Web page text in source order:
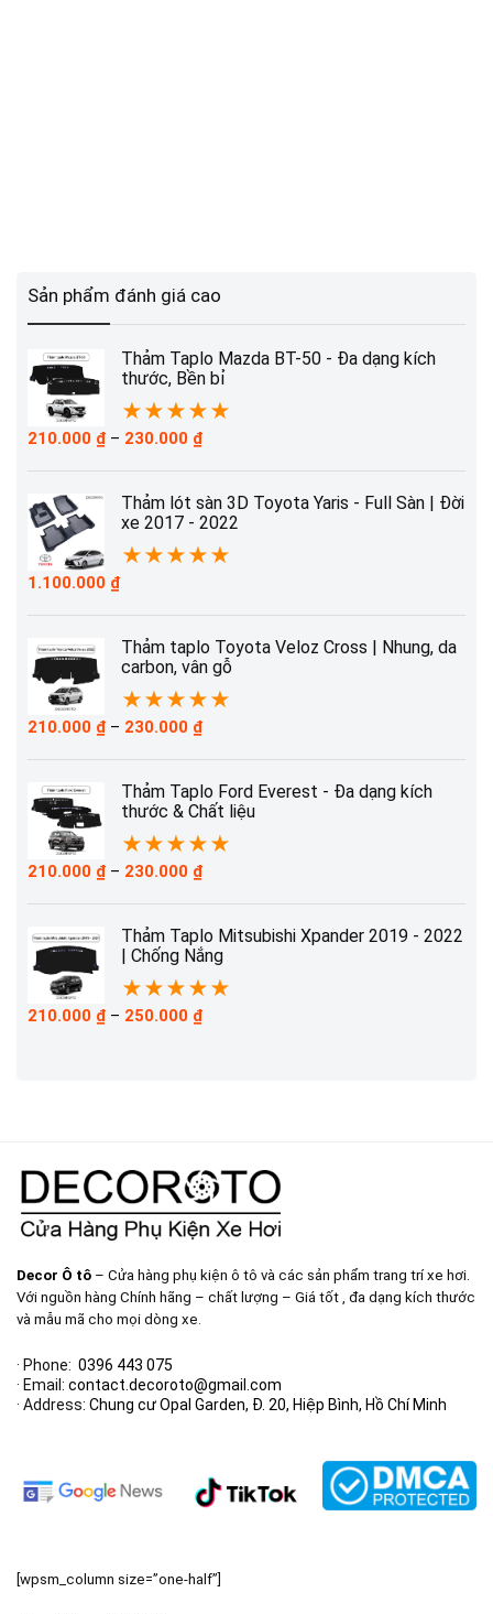
Sản phẩm đánh giá cao
Thảm Taplo Mazda BT-50 - Đa dạng kích
thước, Bền bỉ
★★★★★
210.000 ₫ – 230.000 ₫Khoảng
từ
210.000 ₫
đến
Thảm lót sàn 3D Toyota Yaris - Full Sàn | Đời
xe 2017 - 2022
★★★★★
1.100.000 ₫
Thảm taplo Toyota Veloz Cross | Nhung, da
carbon, vân gỗ
★★★★★
210.000 ₫ – 230.000 ₫Khoảng
từ
210.000 ₫
đến
230.000 ₫
Thảm Taplo Ford Everest - Đa dạng kích
thước & Chất liệu
★★★★★
210.000 ₫ – 230.000 ₫Khoảng
từ
210.000 ₫
đến
230.000 ₫
Thảm Taplo Mitsubishi Xpander 2019 - 2022
| Chống Nắng
★★★★★
210.000 ₫ – 250.000 ₫Khoảng
Decor Ô tô – Cửa hàng phụ kiện ô tô và các sản phẩm trang trí xe hơi.
Với nguồn hàng Chính hãng – chất lượng – Giá tốt , đa dạng kích thước
và mẫu mã cho mọi dòng xe.
· Phone: 0396 443 075
· Email: contact.decoroto@gmail.com
· Address: Chung cư Opal Garden, Đ. 20, Hiệp Bình, Hồ Chí Minh
[wpsm_column size=”one-half”]